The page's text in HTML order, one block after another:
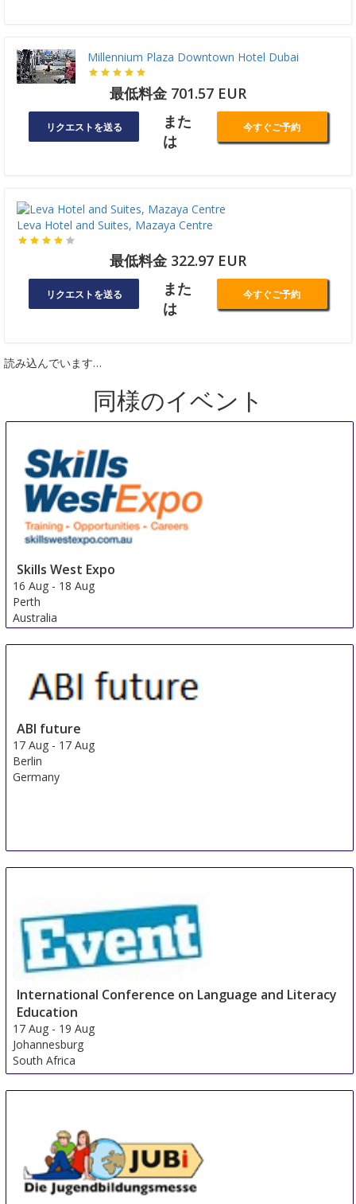
Millennium Plaza Downtown Hotel Dubai
最低料金 701.57 EUR
リクエストを送る
また
は
今すぐご予約
Leva Hotel and Suites, Mazaya Centre
最低料金 322.97 EUR
リクエストを送る
また
は
今すぐご予約
読み込んでいます…
同様のイベント
Skills West Expo
16 Aug - 18 Aug
Perth
Australia
ABI future
17 Aug - 17 Aug
Berlin
Germany
International Conference on Language and Literacy
Education
17 Aug - 19 Aug
Johannesburg
South Africa